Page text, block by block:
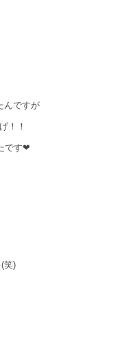
んですが
！！
です❤
笑)